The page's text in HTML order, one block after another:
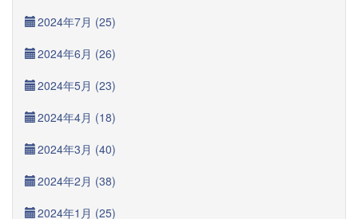
2024年7月 (25)
2024年6月 (26)
2024年5月 (23)
2024年4月 (18)
2024年3月 (40)
2024年2月 (38)
2024年1月 (25)